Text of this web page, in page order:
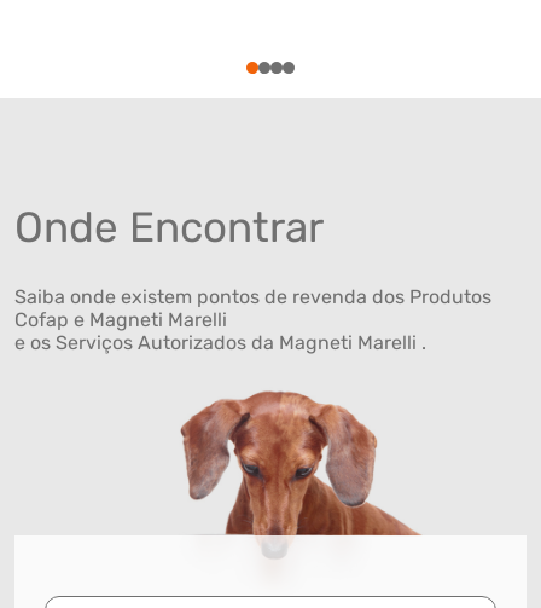
1234
Onde Encontrar
Saiba onde existem pontos de revenda dos Produtos
Cofap e Magneti Marelli
e os Serviços Autorizados da Magneti Marelli .